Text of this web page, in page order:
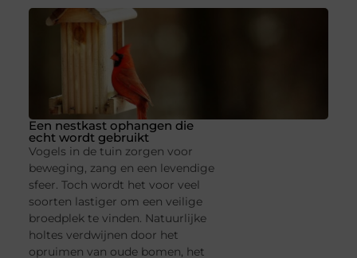
Een nestkast ophangen die
echt wordt gebruikt
Vogels in de tuin zorgen voor
beweging, zang en een levendige
sfeer. Toch wordt het voor veel
soorten lastiger om een veilige
broedplek te vinden. Natuurlijke
holtes verdwijnen door het
opruimen van oude bomen, het